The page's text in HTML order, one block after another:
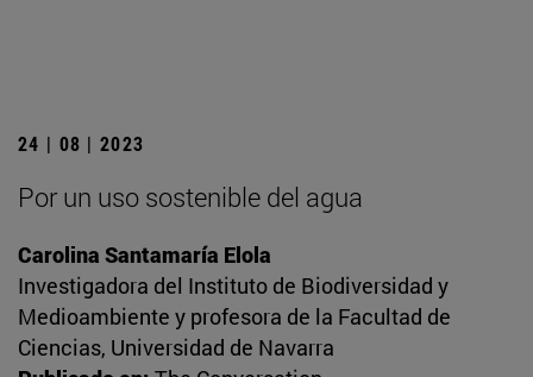
24 | 08 | 2023
Por un uso sostenible del agua
Carolina Santamaría Elola
Investigadora del Instituto de Biodiversidad y
Medioambiente y profesora de la Facultad de
Ciencias, Universidad de Navarra